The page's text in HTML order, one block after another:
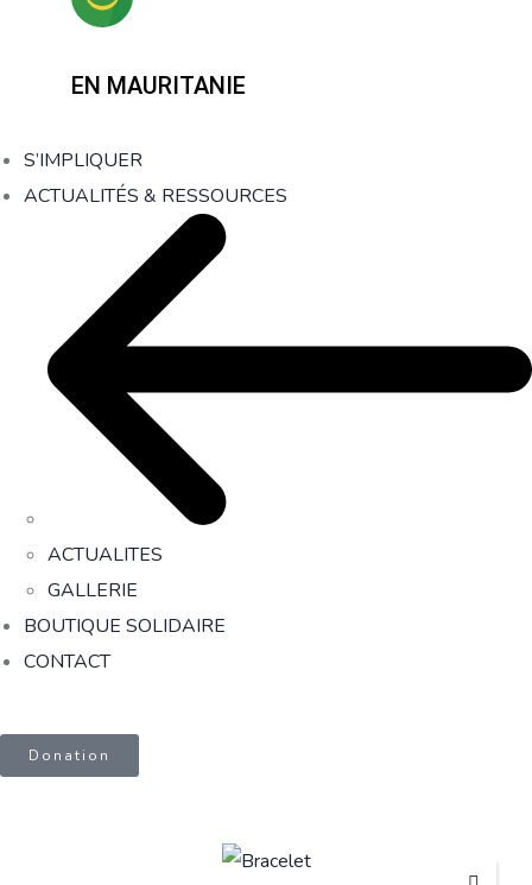
EN MAURITANIE
S’IMPLIQUER
ACTUALITÉS & RESSOURCES
ACTUALITES
GALLERIE
BOUTIQUE SOLIDAIRE
CONTACT
Donation